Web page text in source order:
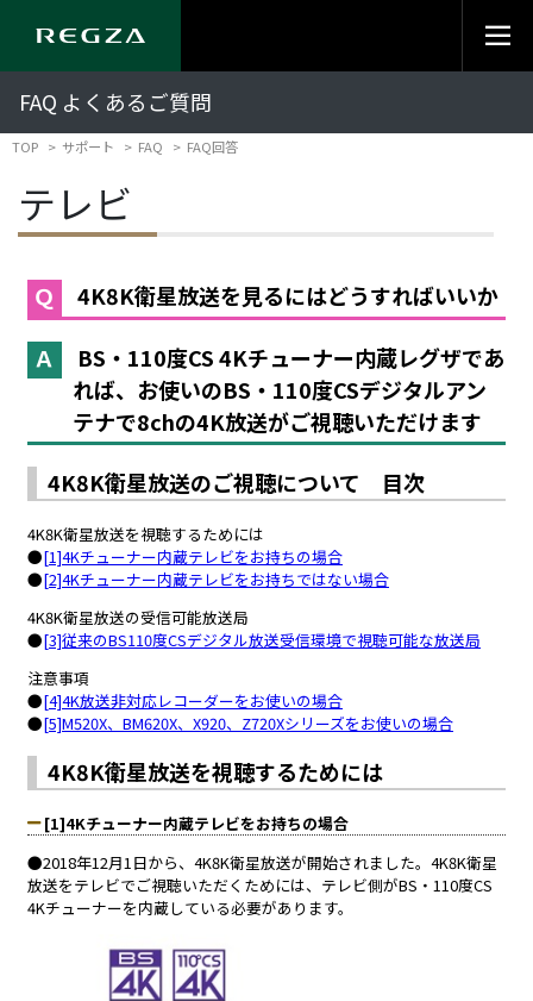
FAQ よくあるご質問
TOP サポート FAQ FAQ回答
テレビ